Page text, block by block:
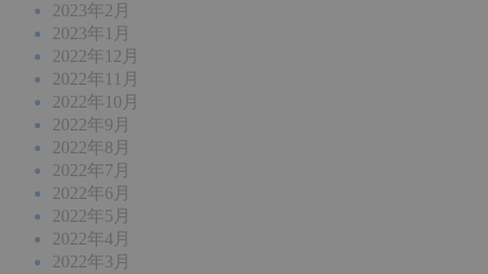
2023年2月
2023年1月
2022年12月
2022年11月
2022年10月
2022年9月
2022年8月
2022年7月
2022年6月
2022年5月
2022年4月
2022年3月